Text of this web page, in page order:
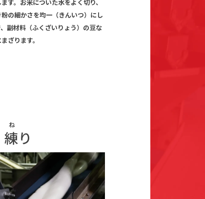
す。お米についた水をよく切り、
の細かさを均一（きんいつ）にし
副材料（ふくざいりょう）の豆な
ざります。
ね
練り